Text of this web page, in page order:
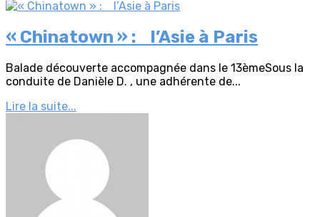
« Chinatown » : l’Asie à Paris
Balade découverte accompagnée dans le 13èmeSous la
conduite de Danièle D. , une adhérente de...
Lire la suite...